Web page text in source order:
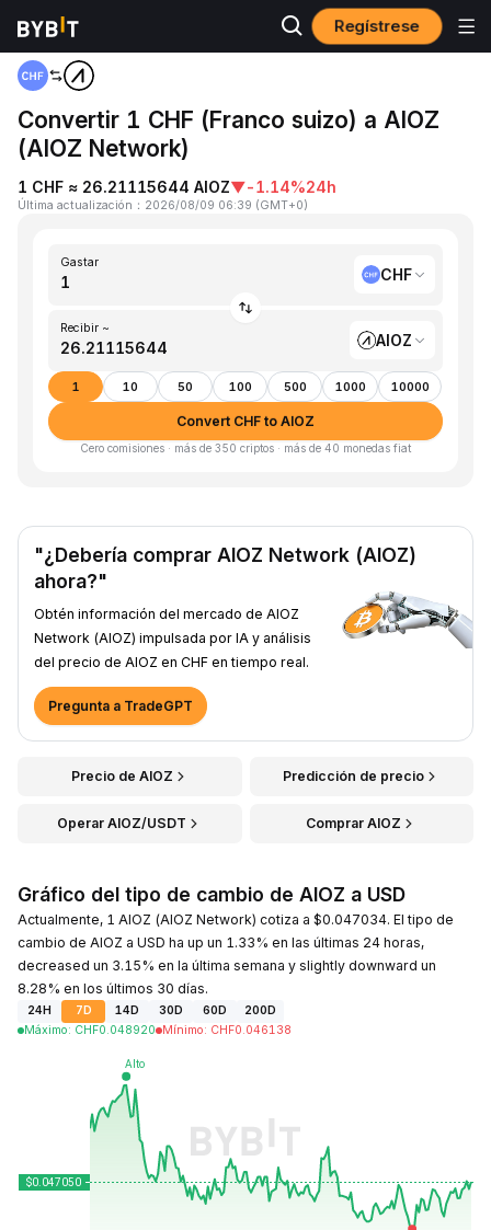
Regístrese
Inicio CHF to AIOZ
Convertir 1 CHF (Franco suizo) a AIOZ
(AIOZ Network)
1 CHF ≈ 26.21115644 AIOZ▼-1.14%24h
Última actualización ： 2026/08/09 06:39 (GMT+0)
Gastar
CHF
Recibir ~
AIOZ
1 10 50 100 500 1000 10000
Convert CHF to AIOZ
Cero comisiones · más de 350 criptos · más de 40 monedas fiat
"¿Debería comprar AIOZ Network (AIOZ)
ahora?"
Obtén información del mercado de AIOZ
Network (AIOZ) impulsada por IA y análisis
del precio de AIOZ en CHF en tiempo real.
Pregunta a TradeGPT
Precio de AIOZ Predicción de precio
Operar AIOZ/USDT Comprar AIOZ
Gráfico del tipo de cambio de AIOZ a USD
Actualmente, 1 AIOZ (AIOZ Network) cotiza a $0.047034. El tipo de
cambio de AIOZ a USD ha up un 1.33% en las últimas 24 horas,
decreased un 3.15% en la última semana y slightly downward un
8.28% en los últimos 30 días.
24H 7D 14D 30D 60D
200D
Máximo: CHF0.048920 Mínimo: CHF0.046138